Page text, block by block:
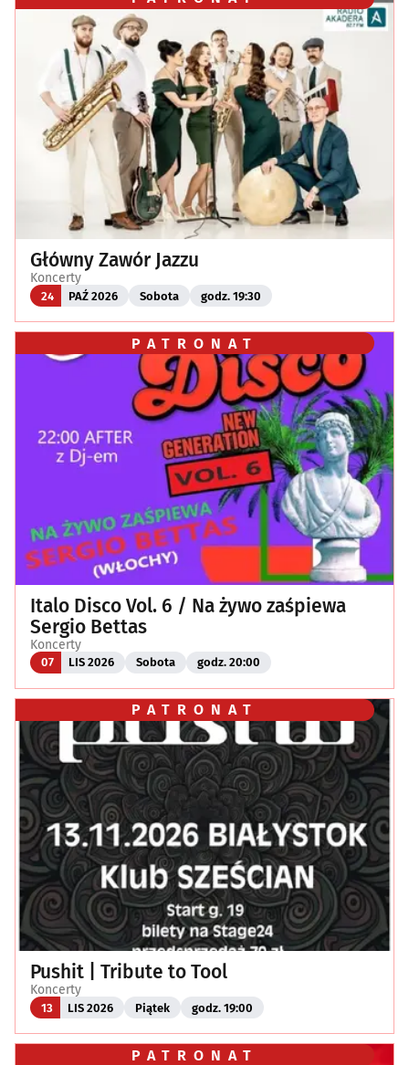
Główny Zawór Jazzu
Koncerty
24 PAŹ 2026 Sobota godz. 19:30
PATRONAT
Italo Disco Vol. 6 / Na żywo zaśpiewa
Sergio Bettas
Koncerty
07 LIS 2026 Sobota godz. 20:00
PATRONAT
Pushit | Tribute to Tool
Koncerty
13 LIS 2026 Piątek godz. 19:00
PATRONAT